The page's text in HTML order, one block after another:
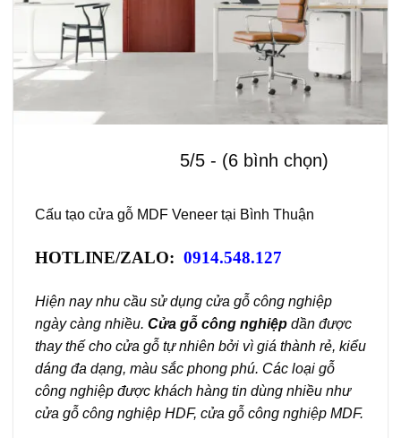
5/5 - (6 bình chọn)
Cấu tạo cửa gỗ MDF Veneer tại Bình Thuận
HOTLINE/ZALO: 0914.548.127
Hiện nay nhu cầu sử dụng cửa gỗ công nghiệp
ngày càng nhiều. Cửa gỗ công nghiệp dần được
thay thế cho cửa gỗ tự nhiên bởi vì giá thành rẻ, kiểu
dáng đa dạng, màu sắc phong phú. Các loại gỗ
công nghiệp được khách hàng tin dùng nhiều như
cửa gỗ công nghiệp HDF, cửa gỗ công nghiệp MDF.